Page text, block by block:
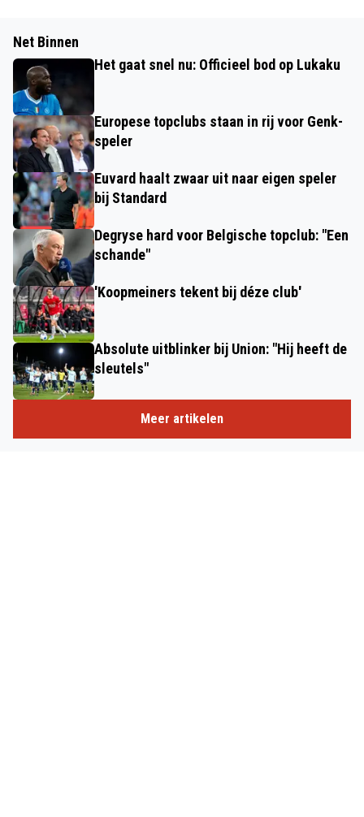
Net Binnen
Het gaat snel nu: Officieel bod op Lukaku
Europese topclubs staan in rij voor Genk-
speler
Euvard haalt zwaar uit naar eigen speler
bij Standard
Degryse hard voor Belgische topclub: "Een
schande"
'Koopmeiners tekent bij déze club'
Absolute uitblinker bij Union: "Hij heeft de
sleutels"
Meer artikelen